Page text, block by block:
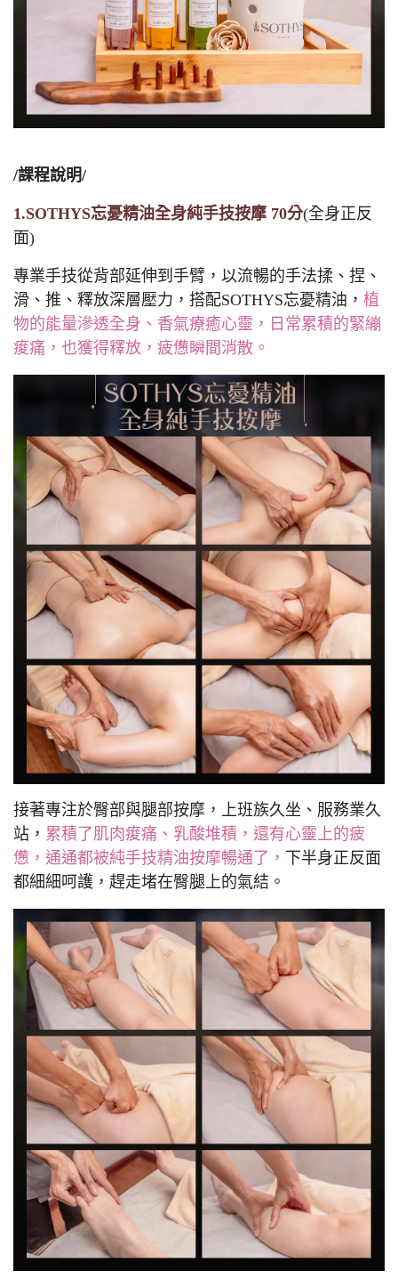
/課程說明/
1.SOTHYS忘憂精油全身純手技按摩 70分(全身正反
面)
專業手技從背部延伸到手臂，以流暢的手法揉、捏、
滑、推、釋放深層壓力，搭配SOTHYS忘憂精油， 植
物的能量滲透全身、香氣療癒心靈，日常累積的緊繃
痠痛，也獲得釋放，疲憊瞬間消散。
接著專注於臀部與腿部按摩，上班族久坐、服務業久
站， 累積了肌肉痠痛、乳酸堆積，還有心靈上的疲
憊，通通都被純手技精油按摩暢通了， 下半身正反面
都細細呵護，趕走堵在臀腿上的氣結。